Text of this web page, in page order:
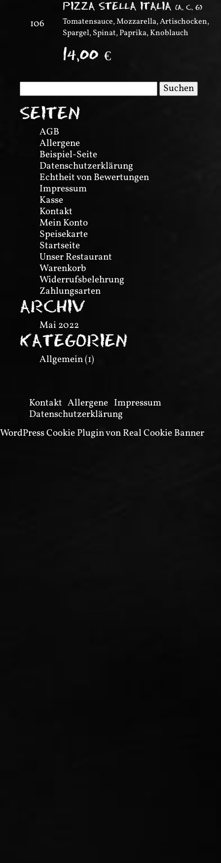
106
PIZZA STELLA ITALIA (A, C, G)
Tomatensauce, Mozzarella, Artischocken,
Spargel, Spinat, Paprika, Knoblauch
14,00 €
nach:
SEITEN
AGB
Allergene
Beispiel-Seite
Datenschutzerklärung
Echtheit von Bewertungen
Impressum
Kasse
Kontakt
Mein Konto
Speisekarte
Startseite
Unser Restaurant
Warenkorb
Widerrufsbelehrung
Zahlungsarten
ARCHIV
Mai 2022
KATEGORIEN
Allgemein(1)
Kontakt Allergene Impressum
Datenschutzerklärung
WordPress Cookie Plugin von Real Cookie Banner